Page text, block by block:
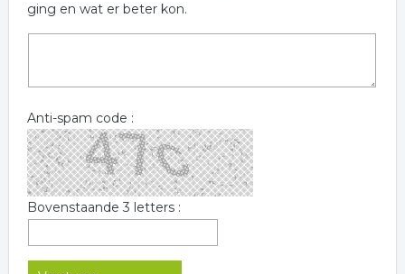
ging en wat er beter kon.
Anti-spam code :
Bovenstaande 3 letters :